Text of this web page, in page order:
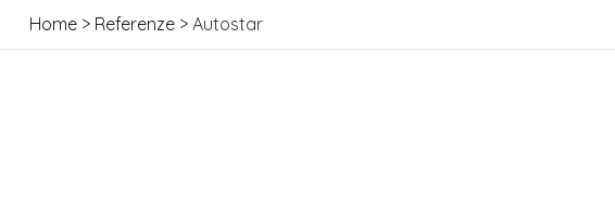
Home > Referenze > Autostar